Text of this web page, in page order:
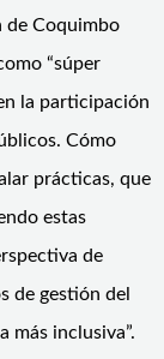
de Coquimbo
“súper
la participación
Cómo
prácticas, que
estas
de
de gestión del
más inclusiva”.